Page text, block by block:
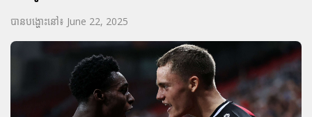
បានបង្ហោះនៅ៖ June 22, 2025